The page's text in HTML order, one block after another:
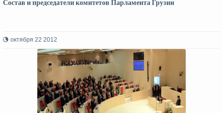
Состав и председатели комитетов Парламента Грузии
октября 22 2012